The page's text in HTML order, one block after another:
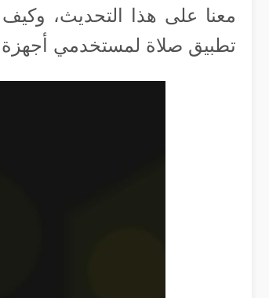
معنا على هذا التحديث،
تطبيق صلاة لمستخدمي أجهزة